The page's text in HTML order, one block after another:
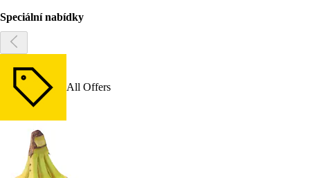
Speciální nabídky
All Offers